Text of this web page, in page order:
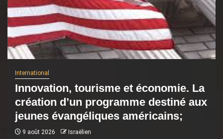
International
Innovation, tourisme et économie. La
création d’un programme destiné aux
jeunes évangéliques américains;
9 août 2026 Israëlien